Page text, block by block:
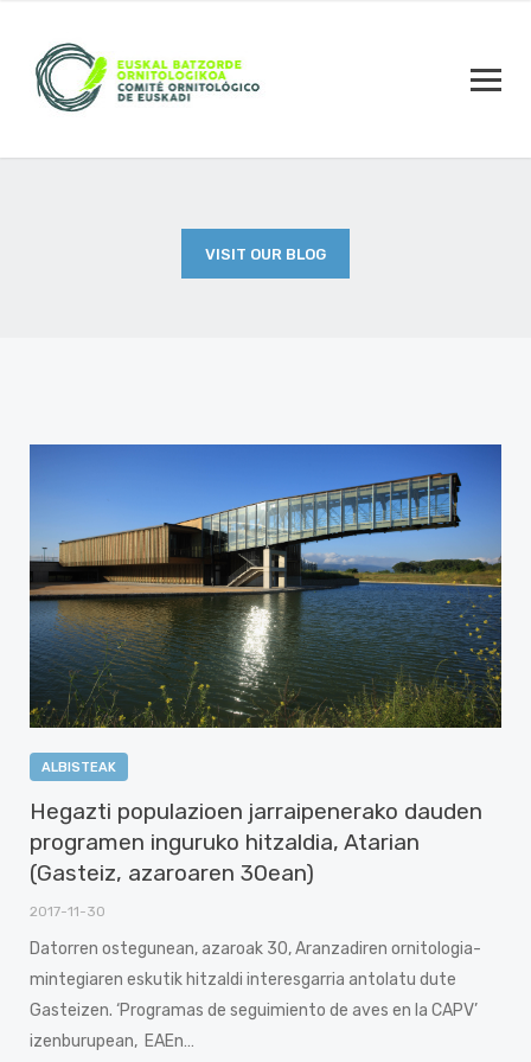
VISIT OUR BLOG
ALBISTEAK
Hegazti populazioen jarraipenerako dauden
programen inguruko hitzaldia, Atarian
(Gasteiz, azaroaren 30ean)
2017-11-30
Datorren ostegunean, azaroak 30, Aranzadiren ornitologia-
mintegiaren eskutik hitzaldi interesgarria antolatu dute
Gasteizen. ‘Programas de seguimiento de aves en la CAPV’
izenburupean, EAEn…